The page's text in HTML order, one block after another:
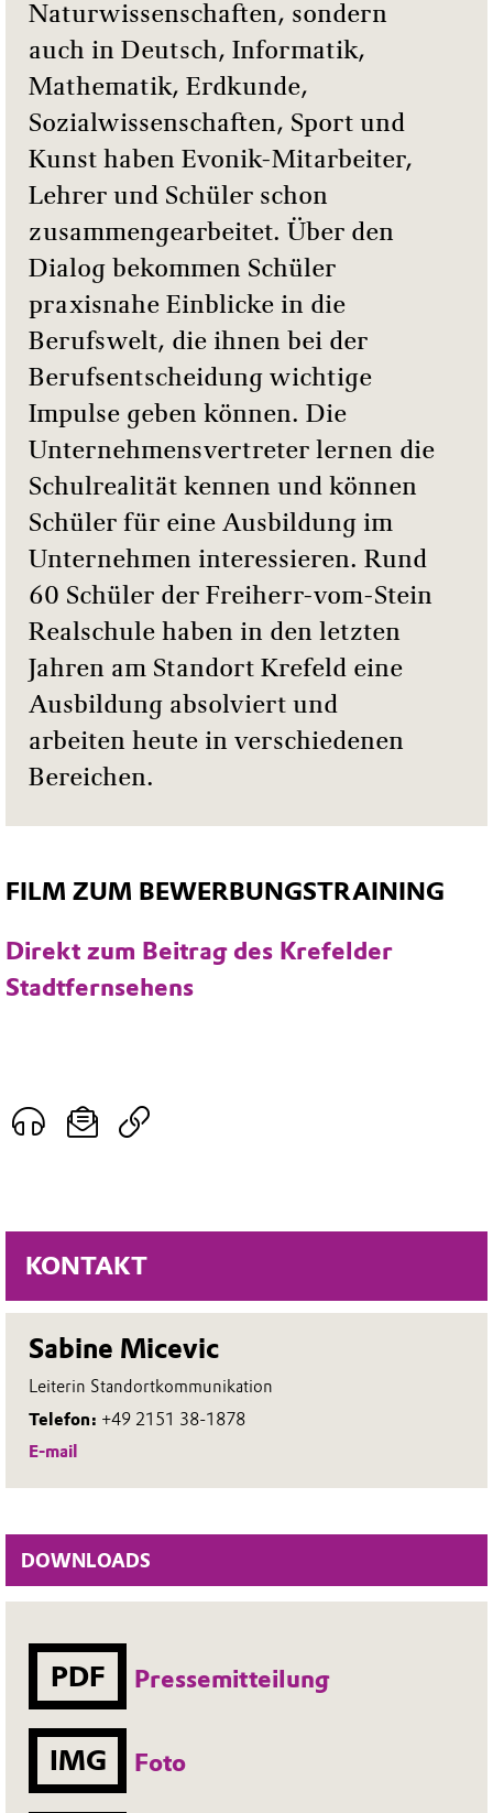
KONTAKT
Sabine Micevic
Leiterin Standortkommunikation
Telefon: +49 2151 38-1878
E-mail
DOWNLOADS
PDF Pressemitteilung
IMG Foto
Naturwissenschaften, sondern
auch in Deutsch, Informatik,
Mathematik, Erdkunde,
Sozialwissenschaften, Sport und
Kunst haben Evonik-Mitarbeiter,
Lehrer und Schüler schon
zusammengearbeitet. Über den
Dialog bekommen Schüler
praxisnahe Einblicke in die
Berufswelt, die ihnen bei der
Berufsentscheidung wichtige
Impulse geben können. Die
Unternehmensvertreter lernen die
Schulrealität kennen und können
Schüler für eine Ausbildung im
Unternehmen interessieren. Rund
60 Schüler der Freiherr-vom-Stein
Realschule haben in den letzten
Jahren am Standort Krefeld eine
Ausbildung absolviert und
arbeiten heute in verschiedenen
Bereichen.
FILM ZUM BEWERBUNGSTRAINING
Direkt zum Beitrag des Krefelder
Stadtfernsehens